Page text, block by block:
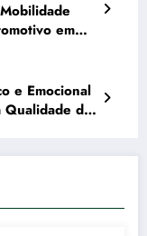
em
e Emocional
Qualidade de